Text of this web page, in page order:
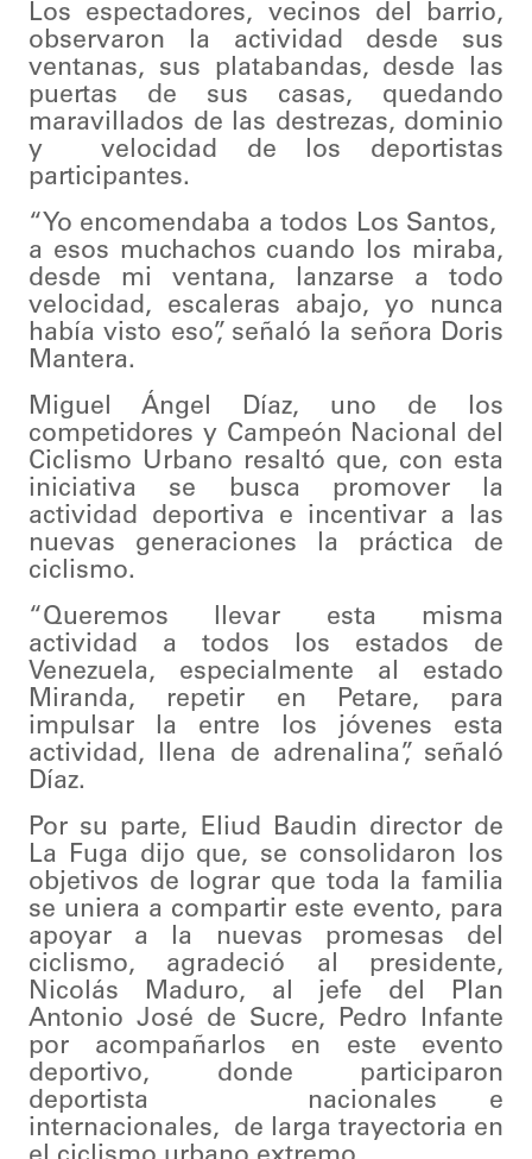
Los espectadores, vecinos del barrio,
observaron la actividad desde sus
ventanas, sus platabandas, desde las
puertas de sus casas, quedando
maravillados de las destrezas, dominio
y velocidad de los deportistas
participantes.
“Yo encomendaba a todos Los Santos,
a esos muchachos cuando los miraba,
desde mi ventana, lanzarse a todo
velocidad, escaleras abajo, yo nunca
había visto eso”, señaló la señora Doris
Mantera.
Miguel Ángel Díaz, uno de los
competidores y Campeón Nacional del
Ciclismo Urbano resaltó que, con esta
iniciativa se busca promover la
actividad deportiva e incentivar a las
nuevas generaciones la práctica de
ciclismo.
“Queremos llevar esta misma
actividad a todos los estados de
Venezuela, especialmente al estado
Miranda, repetir en Petare, para
impulsar la entre los jóvenes esta
actividad, llena de adrenalina”, señaló
Díaz.
Por su parte, Eliud Baudin director de
La Fuga dijo que, se consolidaron los
objetivos de lograr que toda la familia
se uniera a compartir este evento, para
apoyar a la nuevas promesas del
ciclismo, agradeció al presidente,
Nicolás Maduro, al jefe del Plan
Antonio José de Sucre, Pedro Infante
por acompañarlos en este evento
deportivo, donde participaron
deportista nacionales e
internacionales, de larga trayectoria en